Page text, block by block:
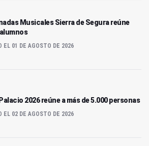
Musicales Sierra de Segura reúne
EL 01 DE AGOSTO DE 2026
2026 reúne a más de 5.000 personas
EL 02 DE AGOSTO DE 2026